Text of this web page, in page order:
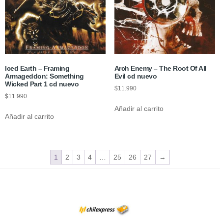
Iced Earth – Framing
Armageddon: Something
Wicked Part 1 cd nuevo
$11.990
Añadir al carrito
Arch Enemy – The Root Of All
Evil cd nuevo
$11.990
Añadir al carrito
1 2 3 4 25 26 27 →